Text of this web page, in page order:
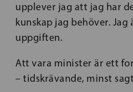
upplever jag att jag har
kunskap jag behöver.
uppgiften.
Att vara minister är ett
– tidskrävande, minst